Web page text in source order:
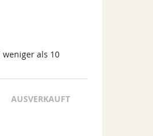
als 10
AUSVERKAUFT